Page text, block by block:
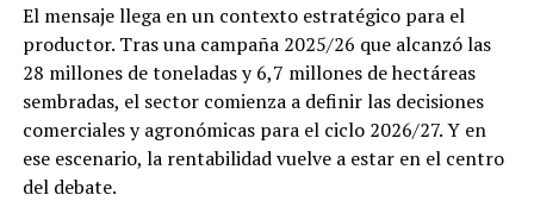
El mensaje llega en un contexto estratégico para el
productor. Tras una campaña 2025/26 que alcanzó las
28 millones de toneladas y 6,7 millones de hectáreas
sembradas, el sector comienza a definir las decisiones
comerciales y agronómicas para el ciclo 2026/27. Y en
ese escenario, la rentabilidad vuelve a estar en el centro
del debate.